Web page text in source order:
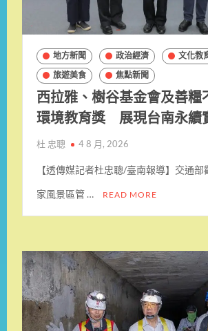
地方新聞 政治經濟
文化教
旅遊美食
焦點新聞
西拉雅、樹谷基金會及善
環境教育獎 展現台南永續
杜 忠聰 4 8 月, 2026
【透傳媒記者杜忠聰/臺南報導】交通
家風景區管 … READ MORE